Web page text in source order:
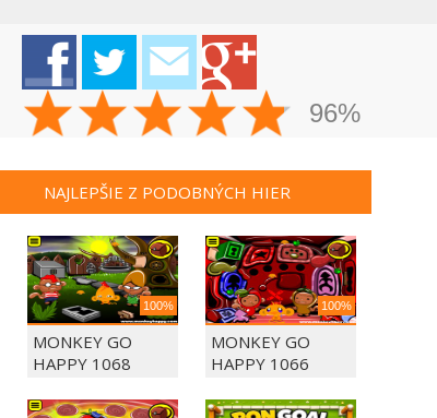
96%
NAJLEPŠIE Z PODOBNÝCH HIER
100%
MONKEY GO
HAPPY 1068
100%
MONKEY GO
HAPPY 1066